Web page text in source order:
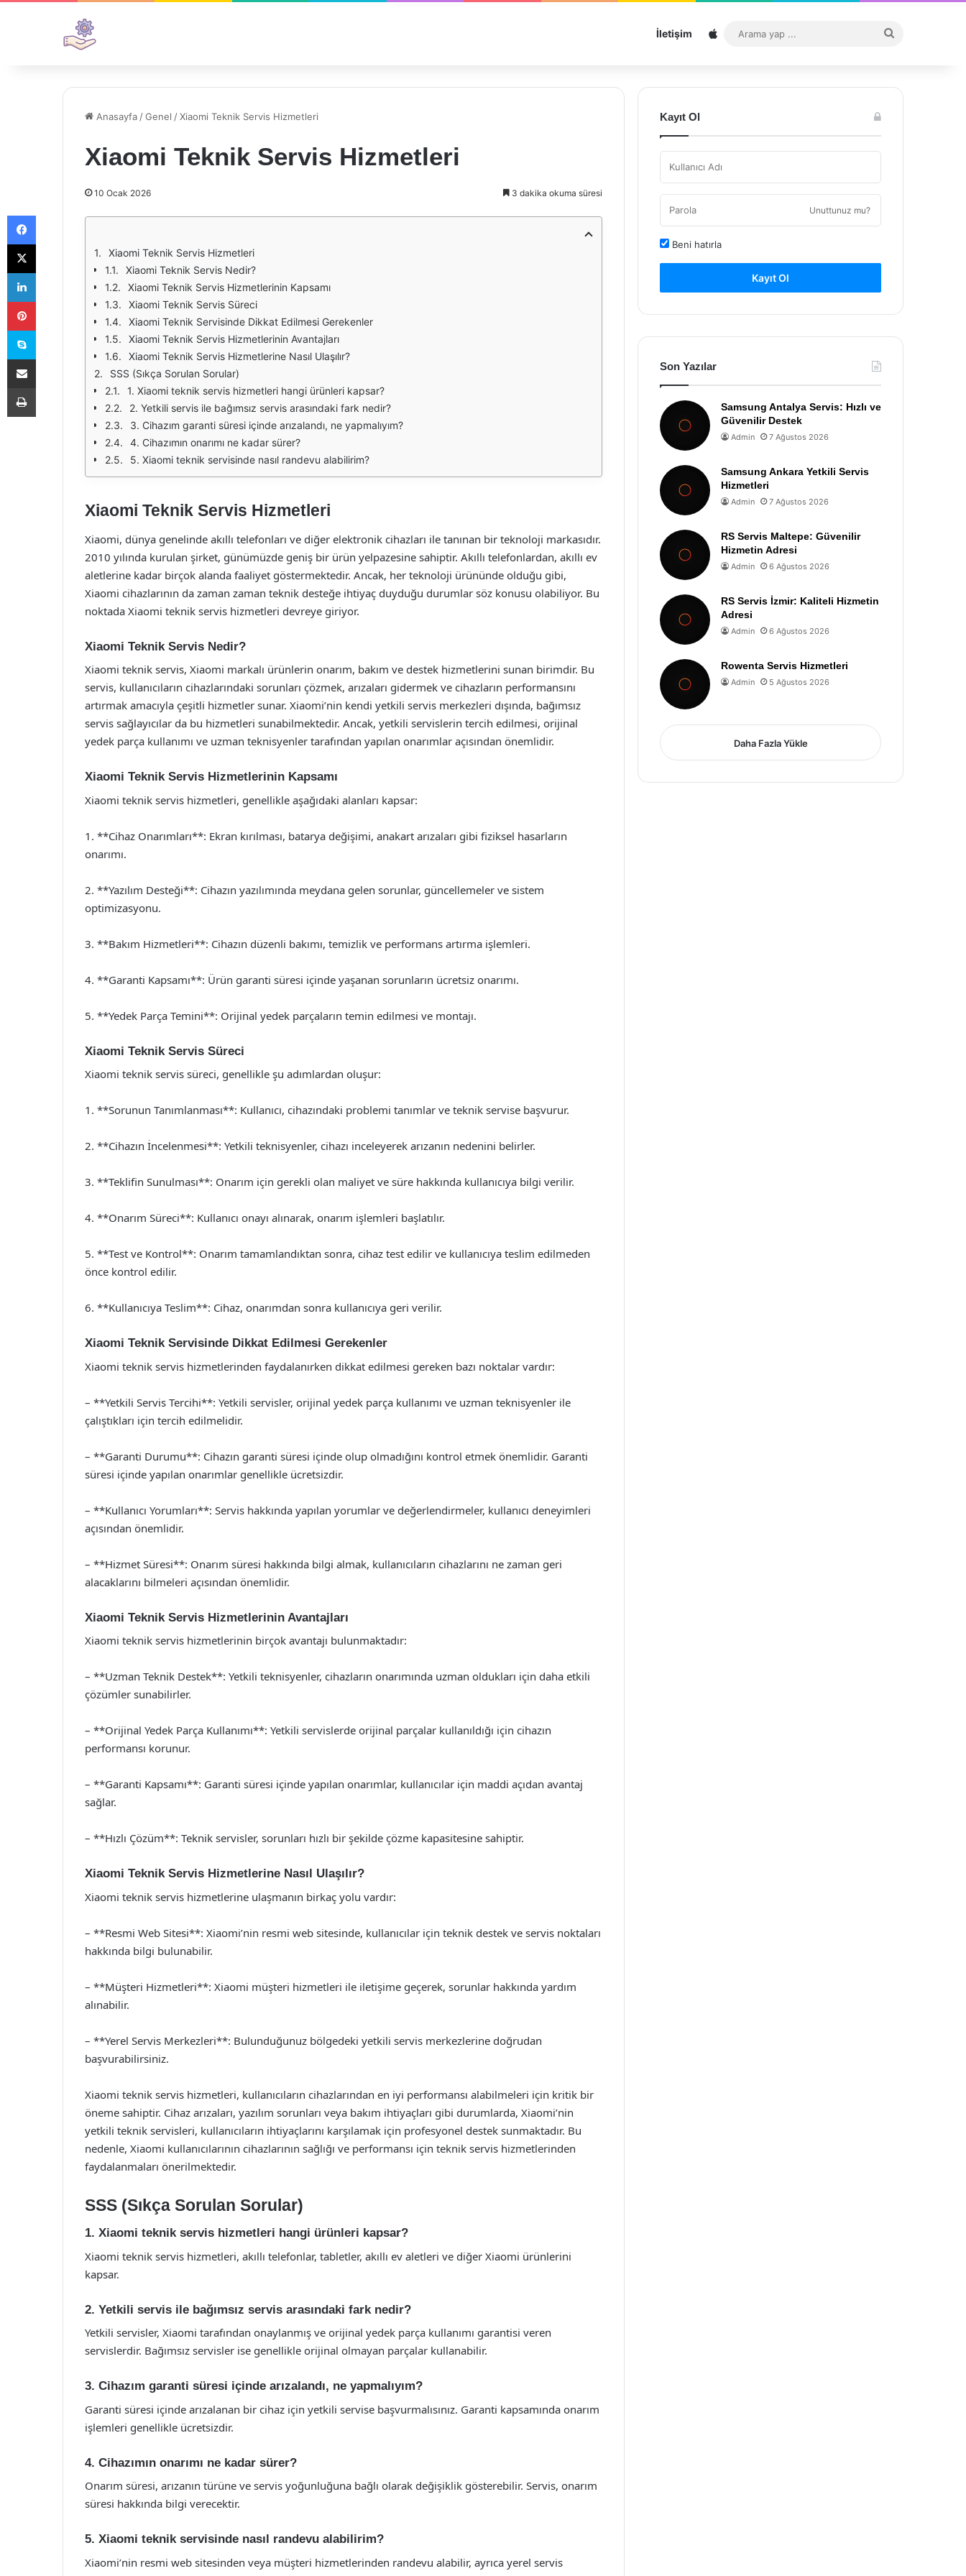
İletişim Sitemap
...
Anasayfa /Genel /Xiaomi Teknik Servis Hizmetleri
Xiaomi Teknik Servis Hizmetleri
10 Ocak 2026 3 dakika okuma süresi
Xiaomi Teknik Servis Hizmetleri
Xiaomi Teknik Servis Nedir?
Xiaomi Teknik Servis Hizmetlerinin Kapsamı
Xiaomi Teknik Servis Süreci
Xiaomi Teknik Servisinde Dikkat Edilmesi Gerekenler
Xiaomi Teknik Servis Hizmetlerinin Avantajları
Xiaomi Teknik Servis Hizmetlerine Nasıl Ulaşılır?
SSS (Sıkça Sorulan Sorular)
1. Xiaomi teknik servis hizmetleri hangi ürünleri kapsar?
2. Yetkili servis ile bağımsız servis arasındaki fark nedir?
3. Cihazım garanti süresi içinde arızalandı, ne yapmalıyım?
4. Cihazımın onarımı ne kadar sürer?
5. Xiaomi teknik servisinde nasıl randevu alabilirim?
Xiaomi Teknik Servis Hizmetleri
Xiaomi, dünya genelinde akıllı telefonları ve diğer elektronik cihazları ile tanınan bir teknoloji markasıdır.
2010 yılında kurulan şirket, günümüzde geniş bir ürün yelpazesine sahiptir. Akıllı telefonlardan, akıllı ev
aletlerine kadar birçok alanda faaliyet göstermektedir. Ancak, her teknoloji ürününde olduğu gibi,
Xiaomi cihazlarının da zaman zaman teknik desteğe ihtiyaç duyduğu durumlar söz konusu olabiliyor. Bu
noktada Xiaomi teknik servis hizmetleri devreye giriyor.
Xiaomi Teknik Servis Nedir?
Xiaomi teknik servis, Xiaomi markalı ürünlerin onarım, bakım ve destek hizmetlerini sunan birimdir. Bu
servis, kullanıcıların cihazlarındaki sorunları çözmek, arızaları gidermek ve cihazların performansını
artırmak amacıyla çeşitli hizmetler sunar. Xiaomi’nin kendi yetkili servis merkezleri dışında, bağımsız
servis sağlayıcılar da bu hizmetleri sunabilmektedir. Ancak, yetkili servislerin tercih edilmesi, orijinal
yedek parça kullanımı ve uzman teknisyenler tarafından yapılan onarımlar açısından önemlidir.
Xiaomi Teknik Servis Hizmetlerinin Kapsamı
Xiaomi teknik servis hizmetleri, genellikle aşağıdaki alanları kapsar:
1. **Cihaz Onarımları**: Ekran kırılması, batarya değişimi, anakart arızaları gibi fiziksel hasarların
onarımı.
2. **Yazılım Desteği**: Cihazın yazılımında meydana gelen sorunlar, güncellemeler ve sistem
optimizasyonu.
3. **Bakım Hizmetleri**: Cihazın düzenli bakımı, temizlik ve performans artırma işlemleri.
4. **Garanti Kapsamı**: Ürün garanti süresi içinde yaşanan sorunların ücretsiz onarımı.
5. **Yedek Parça Temini**: Orijinal yedek parçaların temin edilmesi ve montajı.
Xiaomi Teknik Servis Süreci
Xiaomi teknik servis süreci, genellikle şu adımlardan oluşur:
1. **Sorunun Tanımlanması**: Kullanıcı, cihazındaki problemi tanımlar ve teknik servise başvurur.
2. **Cihazın İncelenmesi**: Yetkili teknisyenler, cihazı inceleyerek arızanın nedenini belirler.
3. **Teklifin Sunulması**: Onarım için gerekli olan maliyet ve süre hakkında kullanıcıya bilgi verilir.
4. **Onarım Süreci**: Kullanıcı onayı alınarak, onarım işlemleri başlatılır.
5. **Test ve Kontrol**: Onarım tamamlandıktan sonra, cihaz test edilir ve kullanıcıya teslim edilmeden
önce kontrol edilir.
6. **Kullanıcıya Teslim**: Cihaz, onarımdan sonra kullanıcıya geri verilir.
Xiaomi Teknik Servisinde Dikkat Edilmesi Gerekenler
Xiaomi teknik servis hizmetlerinden faydalanırken dikkat edilmesi gereken bazı noktalar vardır:
– **Yetkili Servis Tercihi**: Yetkili servisler, orijinal yedek parça kullanımı ve uzman teknisyenler ile
çalıştıkları için tercih edilmelidir.
– **Garanti Durumu**: Cihazın garanti süresi içinde olup olmadığını kontrol etmek önemlidir. Garanti
süresi içinde yapılan onarımlar genellikle ücretsizdir.
– **Kullanıcı Yorumları**: Servis hakkında yapılan yorumlar ve değerlendirmeler, kullanıcı deneyimleri
açısından önemlidir.
– **Hizmet Süresi**: Onarım süresi hakkında bilgi almak, kullanıcıların cihazlarını ne zaman geri
alacaklarını bilmeleri açısından önemlidir.
Xiaomi Teknik Servis Hizmetlerinin Avantajları
Xiaomi teknik servis hizmetlerinin birçok avantajı bulunmaktadır:
– **Uzman Teknik Destek**: Yetkili teknisyenler, cihazların onarımında uzman oldukları için daha etkili
çözümler sunabilirler.
– **Orijinal Yedek Parça Kullanımı**: Yetkili servislerde orijinal parçalar kullanıldığı için cihazın
performansı korunur.
– **Garanti Kapsamı**: Garanti süresi içinde yapılan onarımlar, kullanıcılar için maddi açıdan avantaj
sağlar.
– **Hızlı Çözüm**: Teknik servisler, sorunları hızlı bir şekilde çözme kapasitesine sahiptir.
Xiaomi Teknik Servis Hizmetlerine Nasıl Ulaşılır?
Xiaomi teknik servis hizmetlerine ulaşmanın birkaç yolu vardır:
– **Resmi Web Sitesi**: Xiaomi’nin resmi web sitesinde, kullanıcılar için teknik destek ve servis noktaları
hakkında bilgi bulunabilir.
– **Müşteri Hizmetleri**: Xiaomi müşteri hizmetleri ile iletişime geçerek, sorunlar hakkında yardım
alınabilir.
– **Yerel Servis Merkezleri**: Bulunduğunuz bölgedeki yetkili servis merkezlerine doğrudan
başvurabilirsiniz.
Xiaomi teknik servis hizmetleri, kullanıcıların cihazlarından en iyi performansı alabilmeleri için kritik bir
öneme sahiptir. Cihaz arızaları, yazılım sorunları veya bakım ihtiyaçları gibi durumlarda, Xiaomi’nin
yetkili teknik servisleri, kullanıcıların ihtiyaçlarını karşılamak için profesyonel destek sunmaktadır. Bu
nedenle, Xiaomi kullanıcılarının cihazlarının sağlığı ve performansı için teknik servis hizmetlerinden
faydalanmaları önerilmektedir.
SSS (Sıkça Sorulan Sorular)
1. Xiaomi teknik servis hizmetleri hangi ürünleri kapsar?
Xiaomi teknik servis hizmetleri, akıllı telefonlar, tabletler, akıllı ev aletleri ve diğer Xiaomi ürünlerini
kapsar.
2. Yetkili servis ile bağımsız servis arasındaki fark nedir?
Yetkili servisler, Xiaomi tarafından onaylanmış ve orijinal yedek parça kullanımı garantisi veren
servislerdir. Bağımsız servisler ise genellikle orijinal olmayan parçalar kullanabilir.
3. Cihazım garanti süresi içinde arızalandı, ne yapmalıyım?
Garanti süresi içinde arızalanan bir cihaz için yetkili servise başvurmalısınız. Garanti kapsamında onarım
işlemleri genellikle ücretsizdir.
4. Cihazımın onarımı ne kadar sürer?
Onarım süresi, arızanın türüne ve servis yoğunluğuna bağlı olarak değişiklik gösterebilir. Servis, onarım
süresi hakkında bilgi verecektir.
5. Xiaomi teknik servisinde nasıl randevu alabilirim?
Xiaomi’nin resmi web sitesinden veya müşteri hizmetlerinden randevu alabilir, ayrıca yerel servis
Kayıt Ol
Unuttunuz mu?
Beni hatırla
Kayıt Ol
Son Yazılar
Samsung Antalya Servis: Hızlı ve
Güvenilir Destek
Admin 7 Ağustos 2026
Samsung Ankara Yetkili Servis
Hizmetleri
Admin 7 Ağustos 2026
RS Servis Maltepe: Güvenilir
Hizmetin Adresi
Admin 6 Ağustos 2026
RS Servis İzmir: Kaliteli Hizmetin
Adresi
Admin 6 Ağustos 2026
Rowenta Servis Hizmetleri
Admin 5 Ağustos 2026
Daha Fazla Yükle
Facebook
X
LinkedIn
Pinterest
Skype
E-Posta ile paylaş